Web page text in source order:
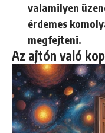
valamilyen
érdemes
megfejteni.
Az ajtón való